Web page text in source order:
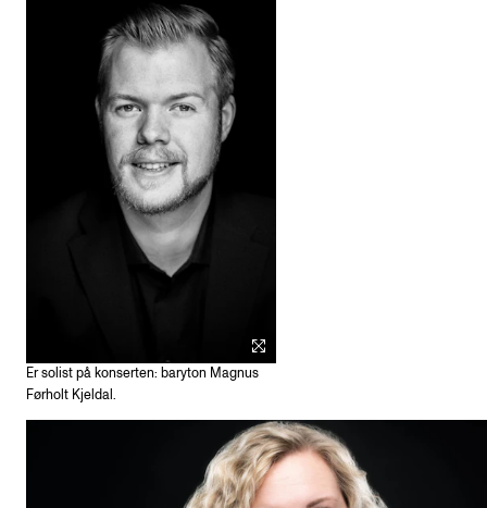
Er solist på konserten: baryton Magnus
Førholt Kjeldal.